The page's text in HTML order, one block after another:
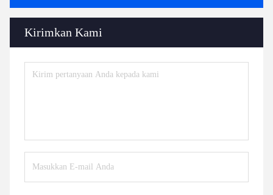
Kirimkan Kami